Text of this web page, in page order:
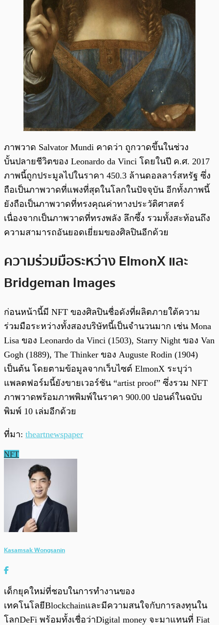
ภาพวาด Salvator Mundi คาดว่า ถูกวาดขึ้นในช่วง
บั้นปลายชีวิตของ Leonardo da Vinci โดยในปี ค.ศ. 2017
ภาพนี้ถูกประมูลไปในราคา 450.3 ล้านดอลลาร์สหรัฐ ซึ่ง
ถือเป็นภาพวาดที่แพงที่สุดในโลกในปัจจุบัน อีกทั้งภาพนี้
ยังถือเป็นภาพวาดที่ทรงคุณค่าทางประวัติศาสตร์
เนื่องจากเป็นภาพวาดที่ทรงพลัง ลึกซึ้ง รวมทั้งสะท้อนถึง
ความสามารถอันยอดเยี่ยมของศิลปินอีกด้วย
ความร่วมมือระหว่าง ElmonX และ
Bridgeman Images
ก่อนหน้านี้มี NFT ของศิลปินชื่อดังที่ผลิตภายใต้ความ
ร่วมมือระหว่างทั้งสองบริษัทนี้เป็นจำนวนมาก เช่น Mona
Lisa ของ Leonardo da Vinci (1503), Starry Night ของ Van
Gogh (1889), The Thinker ของ Auguste Rodin (1904)
เป็นต้น โดยตามข้อมูลจากเว็บไซต์ ElmonX ระบุว่า
แพลตฟอร์มนี้ยังขายเวอร์ชัน “artist proof” ซึ่งรวม NFT
ภาพวาดพร้อมภาพพิมพ์ในราคา 900.00 ปอนด์ในฉบับ
พิมพ์ 10 เล่มอีกด้วย
ที่มา: theartnewspaper
NFT
Kasamsak Wongsanin
เด็กยุคใหม่ที่ชอบในการทำงานของ
เทคโนโลยีBlockchainและมีความสนใจกับการลงทุนใน
โลกDeFi พร้อมทั้งเชื่อว่าDigital money จะมาแทนที่ Fiat